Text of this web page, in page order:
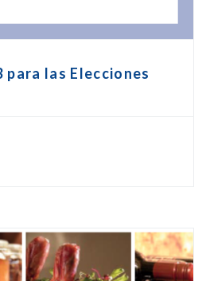
para las Elecciones